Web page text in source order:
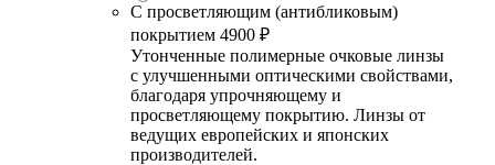
С просветляющим (антибликовым)
покрытием 4900 ₽
Утонченные полимерные очковые линзы
с улучшенными оптическими свойствами,
благодаря упрочняющему и
просветляющему покрытию. Линзы от
ведущих европейских и японских
производителей.